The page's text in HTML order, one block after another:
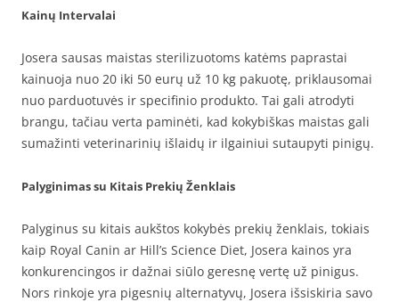
Kainų Intervalai
Josera sausas maistas sterilizuotoms katėms paprastai
kainuoja nuo 20 iki 50 eurų už 10 kg pakuotę, priklausomai
nuo parduotuvės ir specifinio produkto. Tai gali atrodyti
brangu, tačiau verta paminėti, kad kokybiškas maistas gali
sumažinti veterinarinių išlaidų ir ilgainiui sutaupyti pinigų.
Palyginimas su Kitais Prekių Ženklais
Palyginus su kitais aukštos kokybės prekių ženklais, tokiais
kaip Royal Canin ar Hill’s Science Diet, Josera kainos yra
konkurencingos ir dažnai siūlo geresnę vertę už pinigus.
Nors rinkoje yra pigesnių alternatyvų, Josera išsiskiria savo